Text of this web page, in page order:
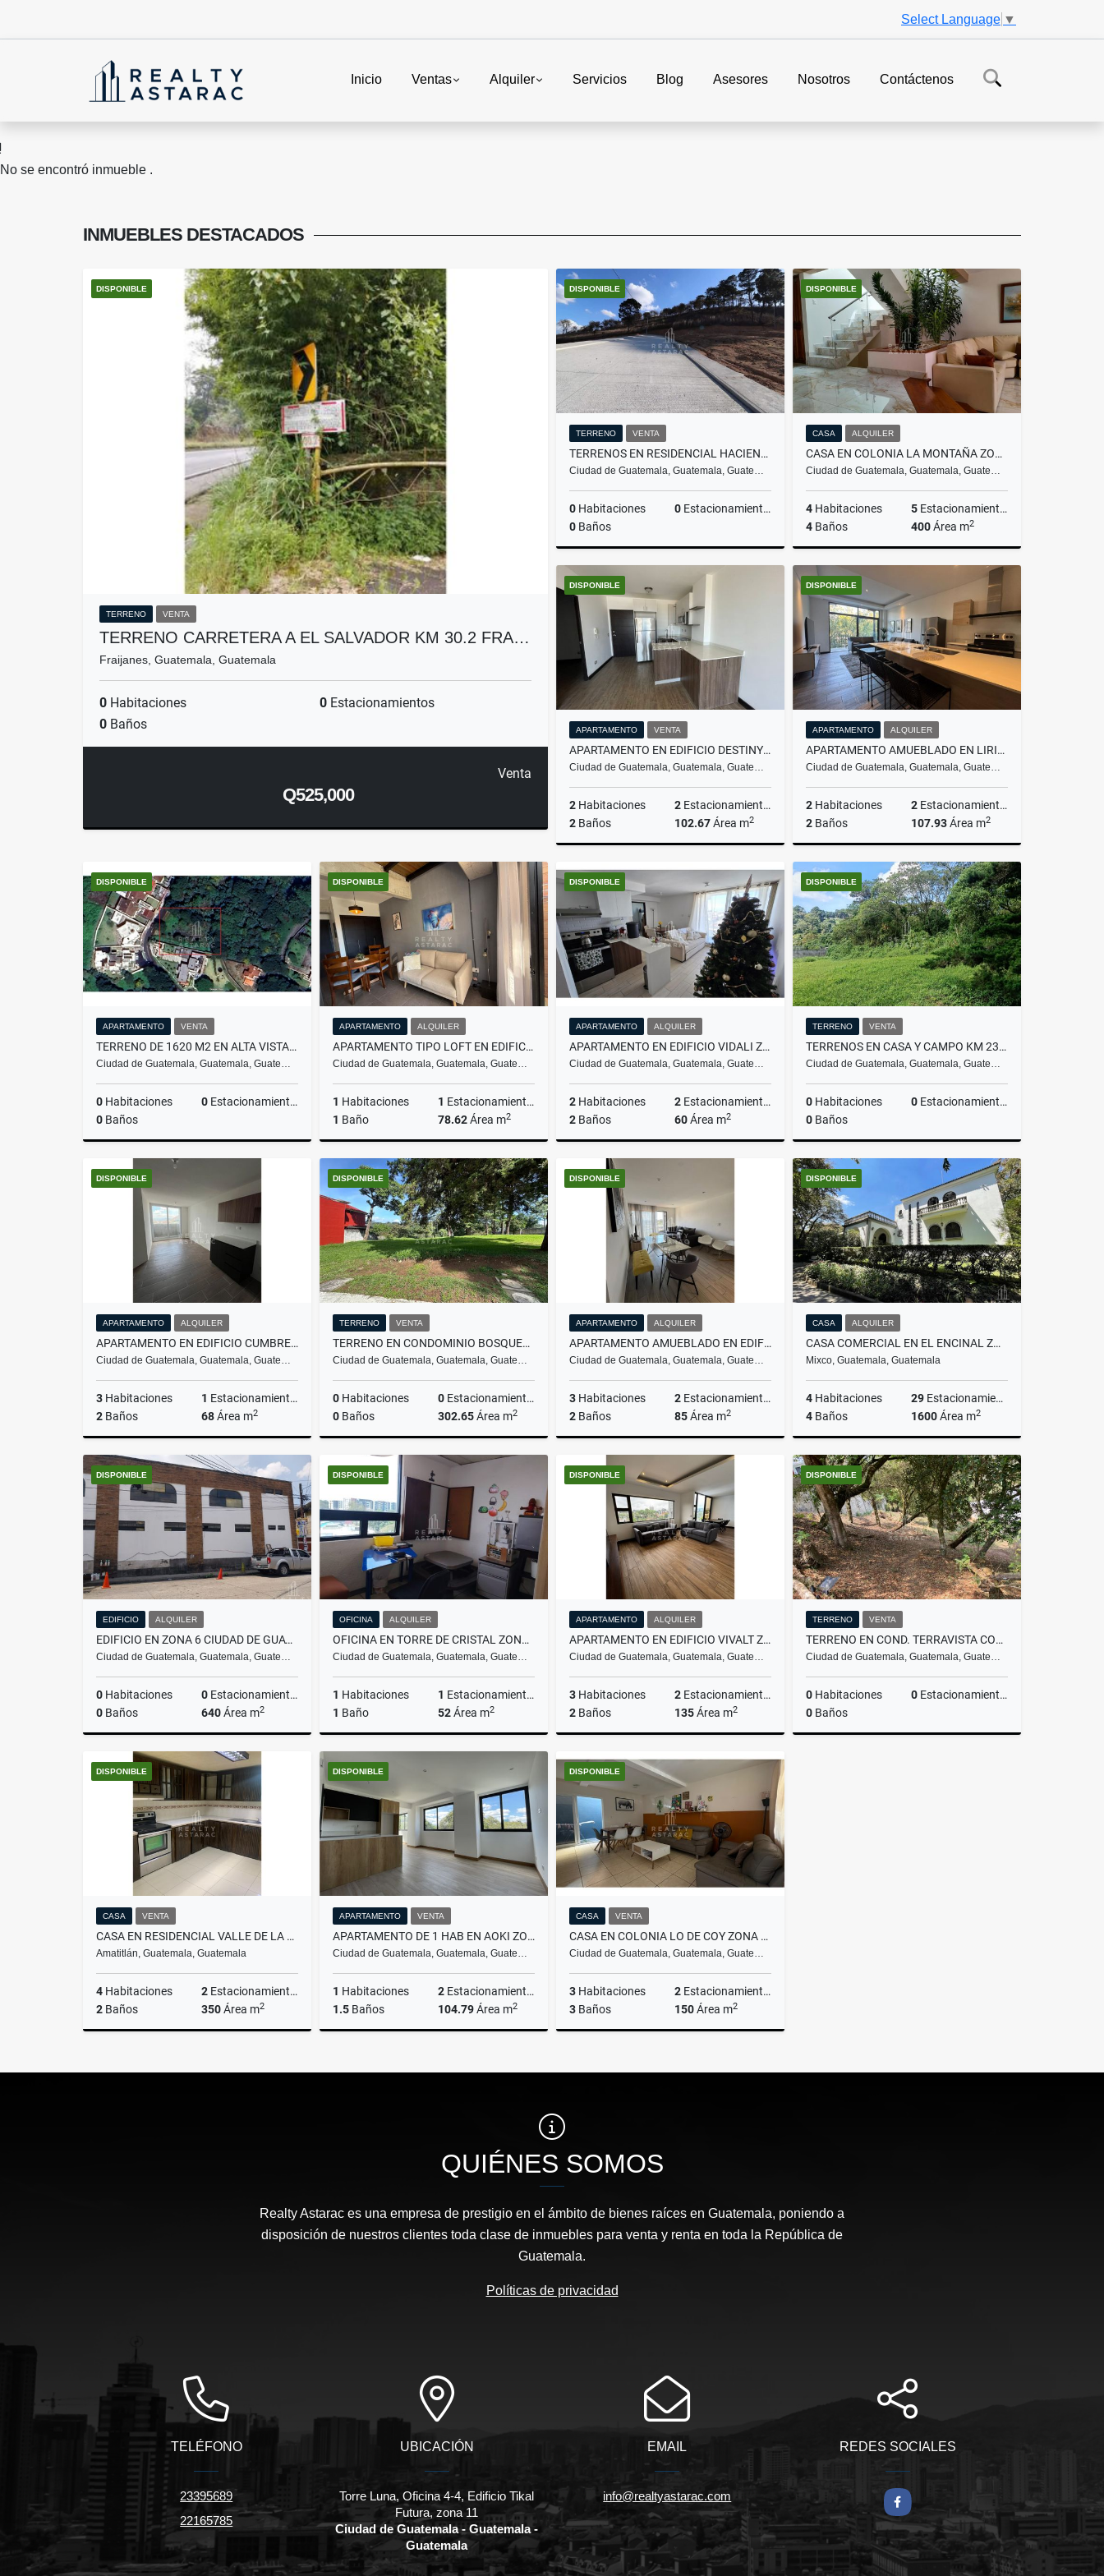
Select Language ▼
Inicio Ventas Alquiler Servicios Blog Asesores Nosotros Contáctenos
No se encontró inmueble .
INMUEBLES DESTACADOS
DISPONIBLE
TERRENO VENTA
TERRENO CARRETERA A EL SALVADOR KM 30.2 FRA…
Fraijanes, Guatemala, Guatemala
0 Habitaciones 0 Estacionamientos
0 Baños
Venta
Q525,000
DISPONIBLE
TERRENO VENTA
TERRENOS EN RESIDENCIAL HACIENDA LO DE REYES
Ciudad de Guatemala, Guatemala, Guate…
0 Habitaciones 0 Estacionamientos
0 Baños
Q139,000
DISPONIBLE
CASA ALQUILER
CASA EN COLONIA LA MONTAÑA ZONA 16
Ciudad de Guatemala, Guatemala, Guate…
4 Habitaciones 5 Estacionamientos
4 Baños 400Área m2
Alquiler
DISPONIBLE
APARTAMENTO VENTA
APARTAMENTO EN EDIFICIO DESTINY KM. 14.5 CAES
Ciudad de Guatemala, Guatemala, Guate…
2 Habitaciones 2 Estacionamientos
2 Baños 102.67Área m2
Venta
US$125,000
DISPONIBLE
APARTAMENTO ALQUILER
APARTAMENTO AMUEBLADO EN LIRIOS DE CAYALA ZONA 16
Ciudad de Guatemala, Guatemala, Guate…
2 Habitaciones 2 Estacionamientos
2 Baños 107.93Área m2
Alquiler
US$1,600
DISPONIBLE
APARTAMENTO VENTA
TERRENO DE 1620 M2 EN ALTA VISTA SANTA CATARINA PINULA
Ciudad de Guatemala, Guatemala, Guate…
0 Habitaciones 0 Estacionamientos
0 Baños
DISPONIBLE
APARTAMENTO ALQUILER
APARTAMENTO TIPO LOFT EN EDIFICIO FABRA ZONA 10
Ciudad de Guatemala, Guatemala, Guate…
1 Habitaciones 1 Estacionamientos
1 Baño 78.62Área m2
Alquiler
US$1,100
DISPONIBLE
APARTAMENTO ALQUILER
APARTAMENTO EN EDIFICIO VIDALI ZONA 5
Ciudad de Guatemala, Guatemala, Guate…
2 Habitaciones 2 Estacionamientos
2 Baños 60Área m2
Q6,000
DISPONIBLE
TERRENO VENTA
TERRENOS EN CASA Y CAMPO KM 23.5 CARRETERA A EL SALVADOR
Ciudad de Guatemala, Guatemala, Guate…
0 Habitaciones 0 Estacionamientos
0 Baños
Venta
US$192,992
DISPONIBLE
APARTAMENTO ALQUILER
APARTAMENTO EN EDIFICIO CUMBRES DEL PEDREGAL ZONA 6
Ciudad de Guatemala, Guatemala, Guate…
3 Habitaciones 1 Estacionamientos
2 Baños 68Área m2
Alquiler
Q3,700
DISPONIBLE
TERRENO VENTA
TERRENO EN CONDOMINIO BOSQUES DE VILAVERDE KM. 26 CAES
Ciudad de Guatemala, Guatemala, Guate…
0 Habitaciones 0 Estacionamientos
0 Baños 302.65Área m2
Venta
Q485,000
DISPONIBLE
APARTAMENTO ALQUILER
APARTAMENTO AMUEBLADO EN EDIFICIO PARQUE 10 ZONA 10
Ciudad de Guatemala, Guatemala, Guate…
3 Habitaciones 2 Estacionamientos
2 Baños 85Área m2
Alquiler
US$1,200
DISPONIBLE
CASA ALQUILER
CASA COMERCIAL EN EL ENCINAL ZONA 7 DE MIXCO
Mixco, Guatemala, Guatemala
4 Habitaciones 29 Estacionamientos
4 Baños 1600Área m2
Alquiler
US$12,800
DISPONIBLE
EDIFICIO ALQUILER
EDIFICIO EN ZONA 6 CIUDAD DE GUATEMALA
Ciudad de Guatemala, Guatemala, Guate…
0 Habitaciones 0 Estacionamientos
0 Baños 640Área m2
US$8,960
DISPONIBLE
OFICINA ALQUILER
OFICINA EN TORRE DE CRISTAL ZONA 9
Ciudad de Guatemala, Guatemala, Guate…
1 Habitaciones 1 Estacionamientos
1 Baño 52Área m2
Q4,800
DISPONIBLE
APARTAMENTO ALQUILER
APARTAMENTO EN EDIFICIO VIVALT ZONA 10
Ciudad de Guatemala, Guatemala, Guate…
3 Habitaciones 2 Estacionamientos
2 Baños 135Área m2
Alquiler
US$1,400
DISPONIBLE
TERRENO VENTA
TERRENO EN COND. TERRAVISTA COVENTRY KM. 16.5 CAES
Ciudad de Guatemala, Guatemala, Guate…
0 Habitaciones 0 Estacionamientos
0 Baños
DISPONIBLE
CASA VENTA
CASA EN RESIDENCIAL VALLE DE LA MARIPOSA, AMATITLÁN.
Amatitlán, Guatemala, Guatemala
4 Habitaciones 2 Estacionamientos
2 Baños 350Área m2
Q925,000
DISPONIBLE
APARTAMENTO VENTA
APARTAMENTO DE 1 HAB EN AOKI ZONA 14
Ciudad de Guatemala, Guatemala, Guate…
1 Habitaciones 2 Estacionamientos
1.5 Baños 104.79Área m2
US$155,000
DISPONIBLE
CASA VENTA
CASA EN COLONIA LO DE COY ZONA 1 DE MIXCO
Ciudad de Guatemala, Guatemala, Guate…
3 Habitaciones 2 Estacionamientos
3 Baños 150Área m2
Q1,100,000
QUIÉNES SOMOS
Realty Astarac es una empresa de prestigio en el ámbito de bienes raíces en Guatemala, poniendo a
disposición de nuestros clientes toda clase de inmuebles para venta y renta en toda la República de
Guatemala.
Políticas de privacidad
TELÉFONO
23395689
22165785
UBICACIÓN
Torre Luna, Oficina 4-4, Edificio Tikal
Futura, zona 11
Ciudad de Guatemala - Guatemala -
Guatemala
EMAIL
info@realtyastarac.com
REDES SOCIALES
Facebook